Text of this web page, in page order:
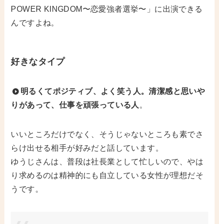
POWER KINGDOM〜恋愛強者選挙〜」に出演できる
んですよね。
好きなタイプ
明るくてポジティブ、よく笑う人。清潔感と思いや
りがあって、仕事を頑張っている人 。
いいところだけでなく、そうじゃないところも素でさ
らけ出せる相手が好みだと話しています。
ゆうじさんは、普段は社長業として忙しいので、やは
り求めるのは精神的にも自立している女性が理想だそ
うです。